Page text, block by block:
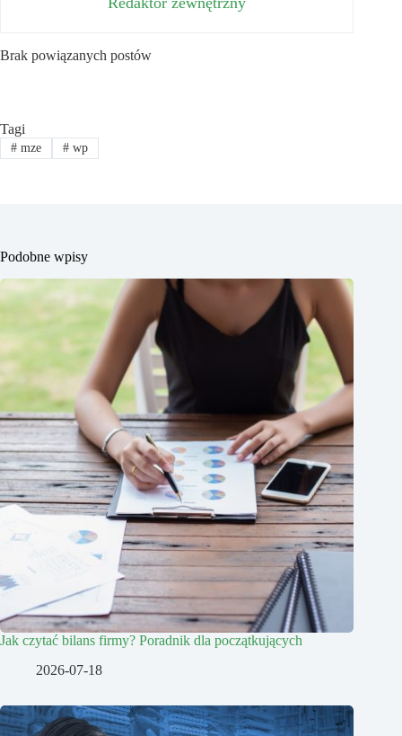
Brak powiązanych postów
Tagi
#mze #wp
Podobne wpisy
Jak czytać bilans firmy? Poradnik dla początkujących
2026-07-18